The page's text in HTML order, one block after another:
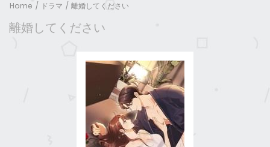
Home ドラマ 離婚してください
離婚してください